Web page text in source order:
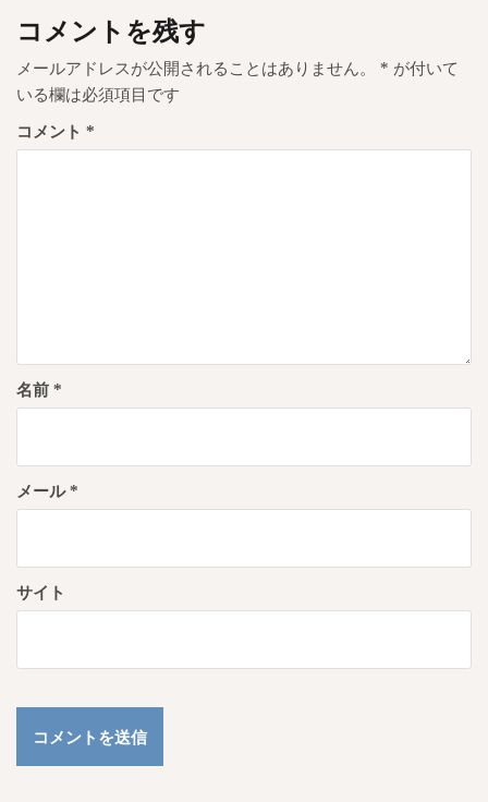
ゲ
ー
シ
ョ
コメントを残す
メールアドレスが公開されることはありません。 * が付いて
いる欄は必須項目です
コメント *
名前 *
メール*
サイト